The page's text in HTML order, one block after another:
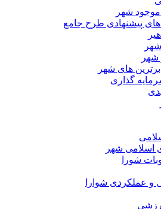
شهر
پیشنهادی طرح جامع
شهر
های شهر
گذاری
اسلامی شهر
شورا
و عملکردی شوارا